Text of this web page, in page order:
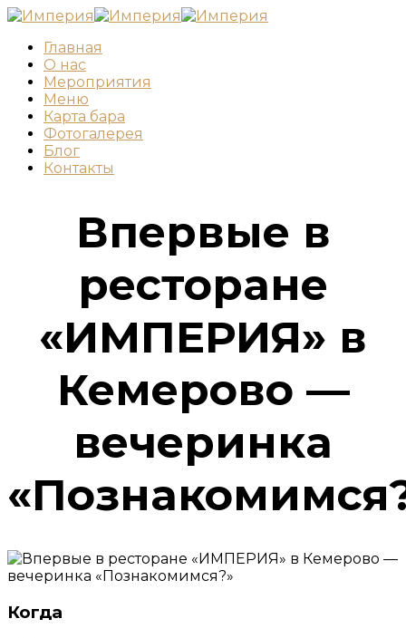
Главная
О нас
Мероприятия
Меню
Карта бара
Фотогалерея
Блог
Контакты
Впервые в
ресторане
«ИМПЕРИЯ» в
Кемерово —
вечеринка
Когда